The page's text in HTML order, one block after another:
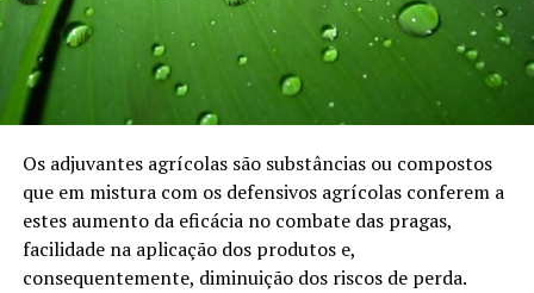
Os adjuvantes agrícolas são substâncias ou compostos
que em mistura com os defensivos agrícolas conferem a
estes aumento da eficácia no combate das pragas,
facilidade na aplicação dos produtos e,
consequentemente, diminuição dos riscos de perda.